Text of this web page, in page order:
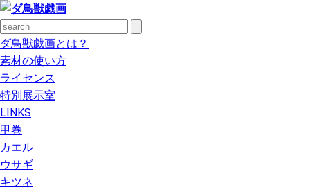
ダ鳥獣戯画とは？
素材の使い方
ライセンス
特別展示室
LINKS
甲巻
カエル
ウサギ
キツネ